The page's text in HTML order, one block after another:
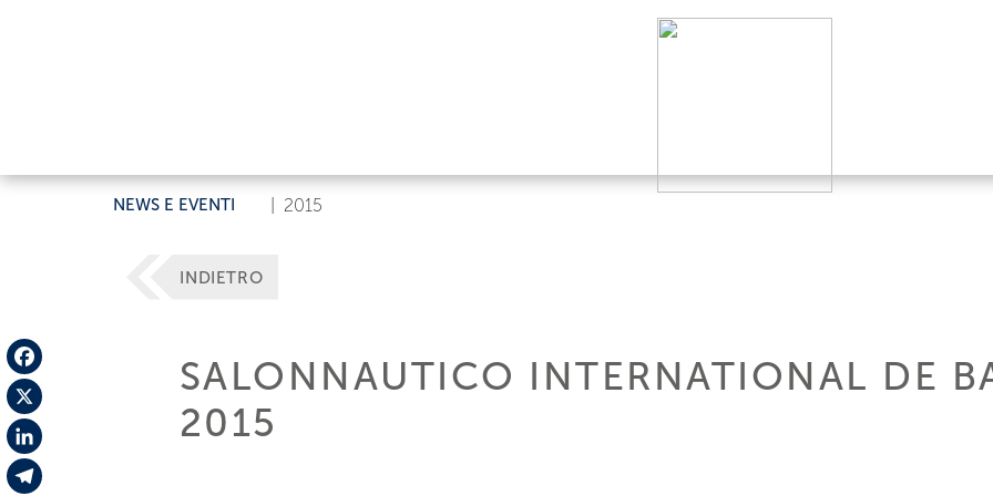
NEWS E EVENTI 2015
Facebook
X
LinkedIn
INDIETRO
SALONNAUTICO INTERNATIONAL DE
2015